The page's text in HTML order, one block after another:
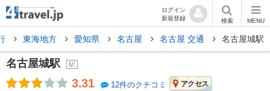
ログイン
新規登録
検索 MENU
東海地方 愛知県 名古屋 名古屋 交通 名古屋城駅
名古屋城駅 駅
3.31 12件のクチコミ アクセス